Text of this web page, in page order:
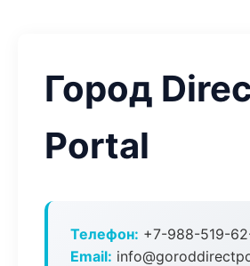
Город
Portal
Телефон: +7-988-519-
Email: